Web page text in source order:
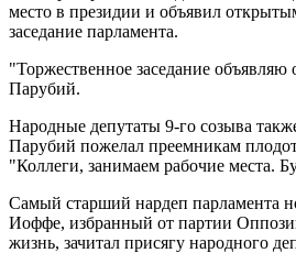
место в президии и объявил
заседание парламента.
"Торжественное заседание
Парубий.
Народные депутаты 9-го созыва
Парубий пожелал преемникам
"Коллеги, занимаем рабочие места.
Самый старший нардеп парламента
Иоффе, избранный от партии
жизнь, зачитал присягу народного